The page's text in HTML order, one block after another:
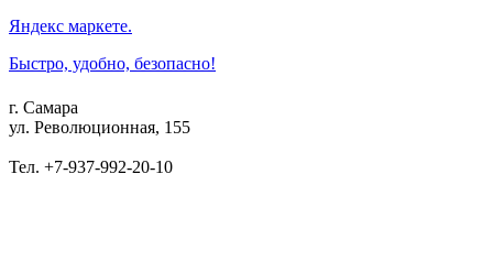
Яндекс маркете.
Быстро, удобно, безопасно!
г. Самара
ул. Революционная, 155
Тел. +7-937-992-20-10